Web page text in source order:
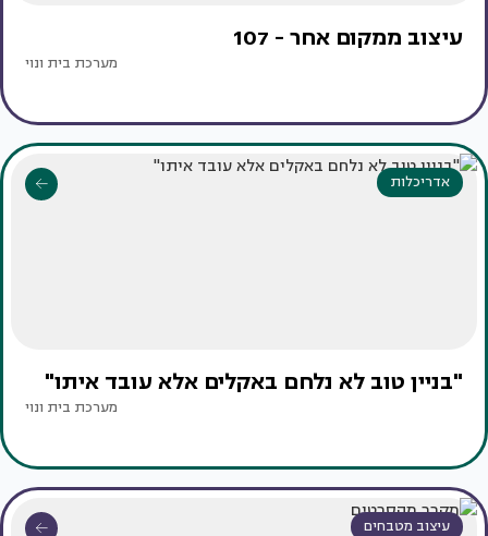
עיצוב ממקום אחר - 107
מערכת בית ונוי
אדריכלות
"בניין טוב לא נלחם באקלים אלא עובד איתו"
מערכת בית ונוי
עיצוב מטבחים